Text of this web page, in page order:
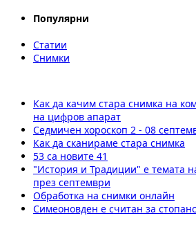
Популярни
Статии
Снимки
Как да качим стара снимка на
на цифров апарат
Седмичен хороскоп 2 - 08
Как да сканираме стара снимка
53 са новите 41
"История и Традиции" е темата
през септември
Обработка на снимки онлайн
Симеоновден е считан за